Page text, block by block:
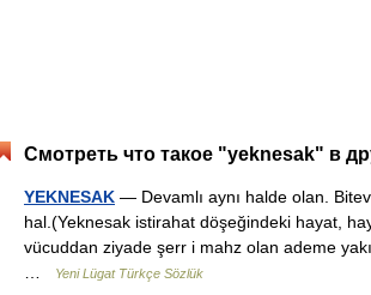
Смотреть что такое "yeknesak" в
YEKNESAK — Devamlı aynı halde olan.
hal.(Yeknesak istirahat döşeğindeki hayat,
vücuddan ziyade şerr i mahz olan ademe
Yeni Lügat Türkçe Sözlük